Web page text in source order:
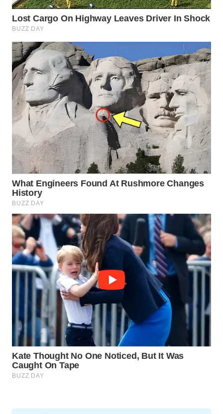
WAHANA
TRAVEL
WAHANA
TV
WAHANANEWS
ID
WAHANANEWS
CO ID
WAHANANEWS
NET
WAHANA
SPORT
WAHANA
UMKM
WAHANA
SELEB
WAHANA
PERSONA
WAHANA
OTOMOTIF
WAHANA